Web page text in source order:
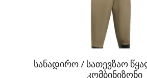
სანადირო / სათევზაო
კომბინიზონი